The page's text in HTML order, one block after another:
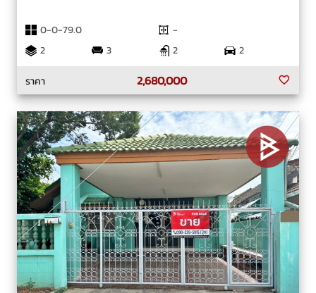
0-0-79.0
-
2
3 2
2
ราคา
2,680,000